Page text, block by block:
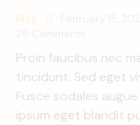
Blog
Proin faucibus nec
tincidunt. Sed eget
Fusce sodales
ipsum eget blandit